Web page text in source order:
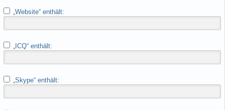
„Website“ enthält:
„ICQ“ enthält:
„Skype“ enthält: